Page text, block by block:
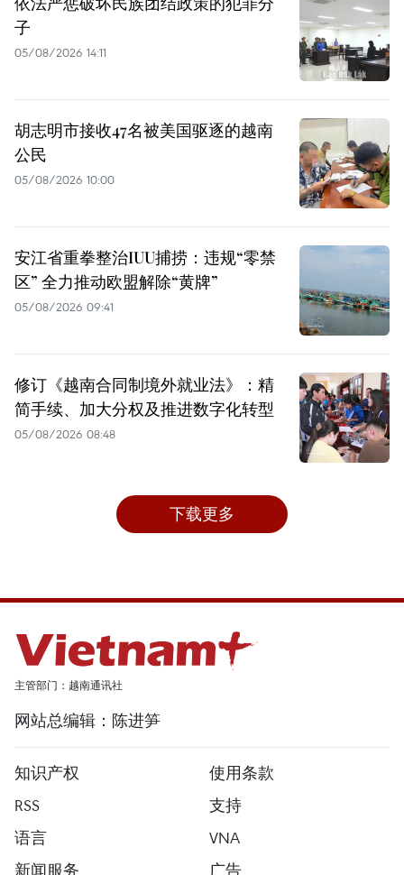
子
05/08/2026 14:11
胡志明市接收47名被美国驱逐的越南
公民
05/08/2026 10:00
安江省重拳整治IUU捕捞：违规“零禁
区” 全力推动欧盟解除“黄牌”
05/08/2026 09:41
修订《越南合同制境外就业法》：精
简手续、加大分权及推进数字化转型
05/08/2026 08:48
下载更多
主管部门：越南通讯社
网站总编辑：陈进笋
知识产权
使用条款
RSS
支持
语言
VNA
新闻服务
广告